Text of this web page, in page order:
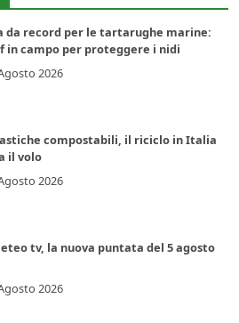
da record per le tartarughe marine:
in campo per proteggere i nidi
2026
compostabili, il riciclo in Italia
il volo
2026
tv, la nuova puntata del 5 agosto
2026